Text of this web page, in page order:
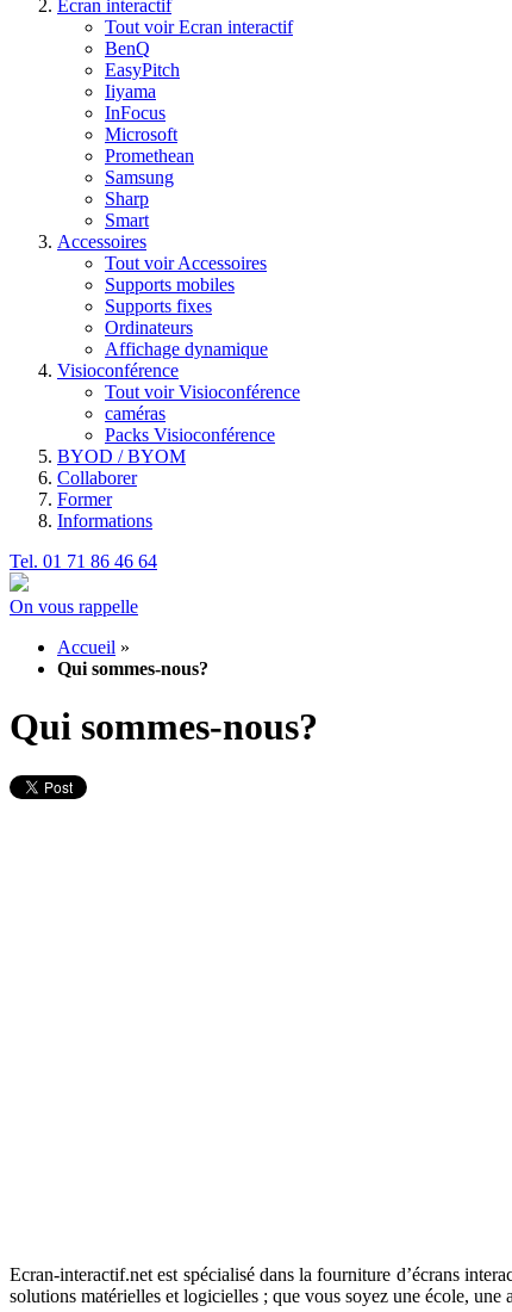
Ecran interactif
Tout voir Ecran interactif
BenQ
EasyPitch
Iiyama
InFocus
Microsoft
Promethean
Samsung
Sharp
Smart
Accessoires
Tout voir Accessoires
Supports mobiles
Supports fixes
Ordinateurs
Affichage dynamique
Visioconférence
Tout voir Visioconférence
caméras
Packs Visioconférence
BYOD / BYOM
Collaborer
Former
Informations
Tel. 01 71 86 46 64
On vous rappelle
Accueil »
Qui sommes-nous?
Qui sommes-nous?
Ecran-interactif.net est spécialisé dans la fourniture d’écrans
solutions matérielles et logicielles ; que vous soyez une école,